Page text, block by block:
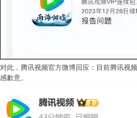
对此，腾讯视频官方微博回应：目前腾讯视
感歉意。